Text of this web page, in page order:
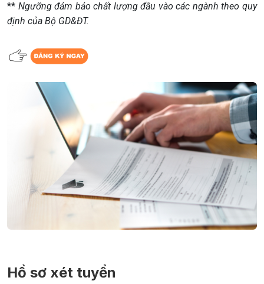
** Ngưỡng đảm bảo chất lượng đầu vào các ngành theo quy
định của Bộ GD&ĐT.
Hồ sơ xét tuyển